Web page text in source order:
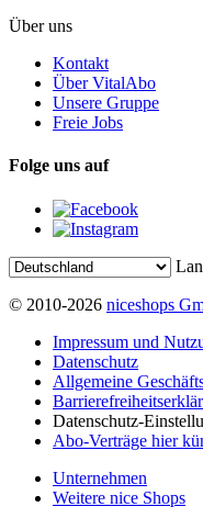
Über uns
Kontakt
Über VitalAbo
Unsere Gruppe
Freie Jobs
Folge uns auf
© 2010-2026 niceshops
Impressum und
Datenschutz
Allgemeine
Datenschutz-
Abo-Verträge hier
Unternehmen
Weitere nice Shops